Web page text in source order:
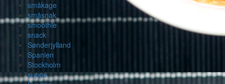
småkage
småsnak
smoothie
snack
Sønderjylland
Spanien
Stockholm
suppe